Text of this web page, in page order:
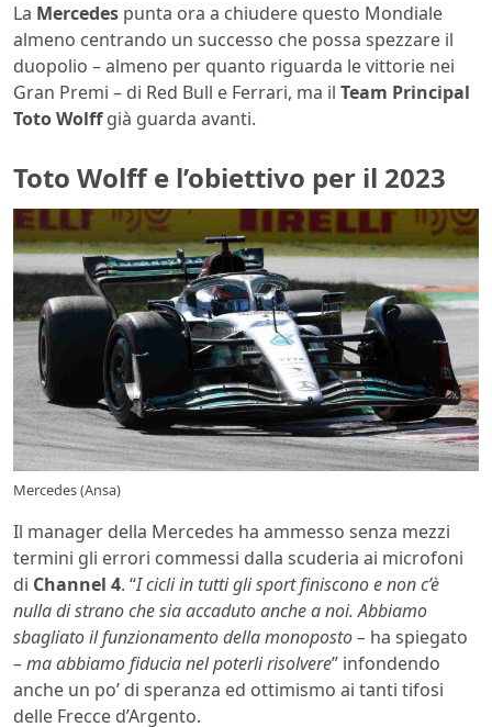
La Mercedes punta ora a chiudere questo Mondiale
almeno centrando un successo che possa spezzare il
duopolio – almeno per quanto riguarda le vittorie nei
Gran Premi – di Red Bull e Ferrari, ma il Team Principal
Toto Wolffgià guarda avanti.
Toto Wolff e l’obiettivo per il 2023
Mercedes (Ansa)
Il manager della Mercedes ha ammesso senza mezzi
termini gli errori commessi dalla scuderia ai microfoni
di Channel 4. “I cicli in tutti gli sport finiscono e non c’è
nulla di strano che sia accaduto anche a noi. Abbiamo
sbagliato il funzionamento della monoposto – ha spiegato
– ma abbiamo fiducia nel poterli risolvere” infondendo
anche un po’ di speranza ed ottimismo ai tanti tifosi
delle Frecce d’Argento.